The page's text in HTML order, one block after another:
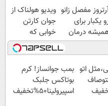
مفصل زانو
یکبار برای
درمان
ویدیو هولناک از
جوان کارتن
خوابی که
میلیاردر شد.
آموزش رایگان
اتو بمب جوانساز! کرم
بوتاکس جلبک
اسپیرولینا50%تخفیف